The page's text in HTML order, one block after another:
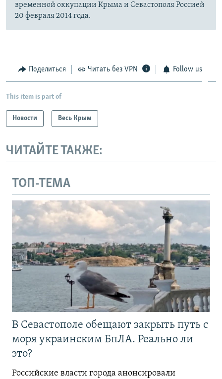
временной оккупации Крыма и Севастополя Россией
20 февраля 2014 года.
Поделиться Читать без VPN Follow us
This item is part of
Новости Весь Крым
ЧИТАЙТЕ ТАКЖЕ:
ТОП-ТЕМА
В Севастополе обещают закрыть путь с
моря украинским БпЛА. Реально ли
это?
Российские власти города анонсировали